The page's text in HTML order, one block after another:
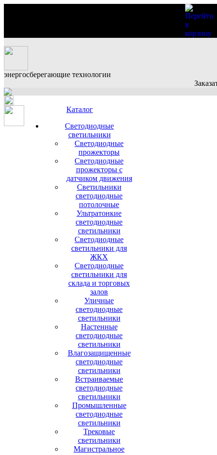
энергосберегающие технологии
Каталог
Светодиодные
светильники
Светодиодные
прожекторы
Светодиодные
прожекторы с
датчиком движения
Светильники
светодиодные
потолочные
Ультратонкие
светодиодные
светильники
Светодиодные
светильники для
ЖКХ
Светодиодные
светильники для
склада и торговых
залов
Уличные
светодиодные
светильники
Настенные
светодиодные
светильники
Влагозащищенные
светодиодные
светильники
Встраиваемые
светодиодные
светильники
Промышленные
светодиодные
светильники
Трековые
светильники
Магистральное